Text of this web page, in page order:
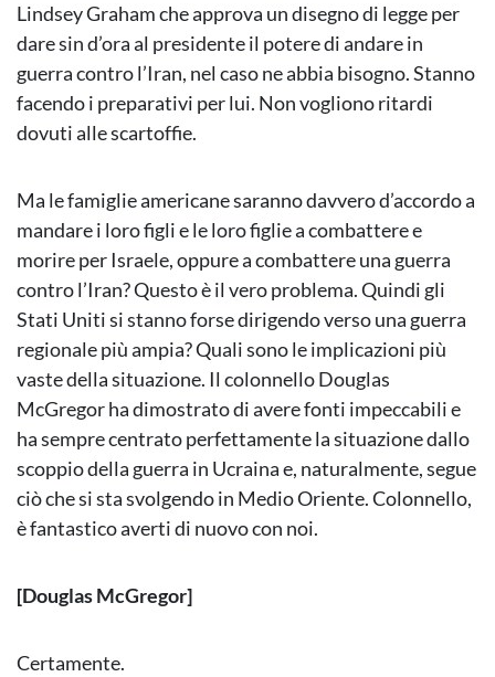
Lindsey Graham che approva un disegno di legge per
dare sin d’ora al presidente il potere di andare in
guerra contro l’Iran, nel caso ne abbia bisogno. Stanno
facendo i preparativi per lui. Non vogliono ritardi
dovuti alle scartoffie.
Ma le famiglie americane saranno davvero d’accordo a
mandare i loro figli e le loro figlie a combattere e
morire per Israele, oppure a combattere una guerra
contro l’Iran? Questo è il vero problema. Quindi gli
Stati Uniti si stanno forse dirigendo verso una guerra
regionale più ampia? Quali sono le implicazioni più
vaste della situazione. Il colonnello Douglas
McGregor ha dimostrato di avere fonti impeccabili e
ha sempre centrato perfettamente la situazione dallo
scoppio della guerra in Ucraina e, naturalmente, segue
ciò che si sta svolgendo in Medio Oriente. Colonnello,
è fantastico averti di nuovo con noi.
[Douglas McGregor]
Certamente.